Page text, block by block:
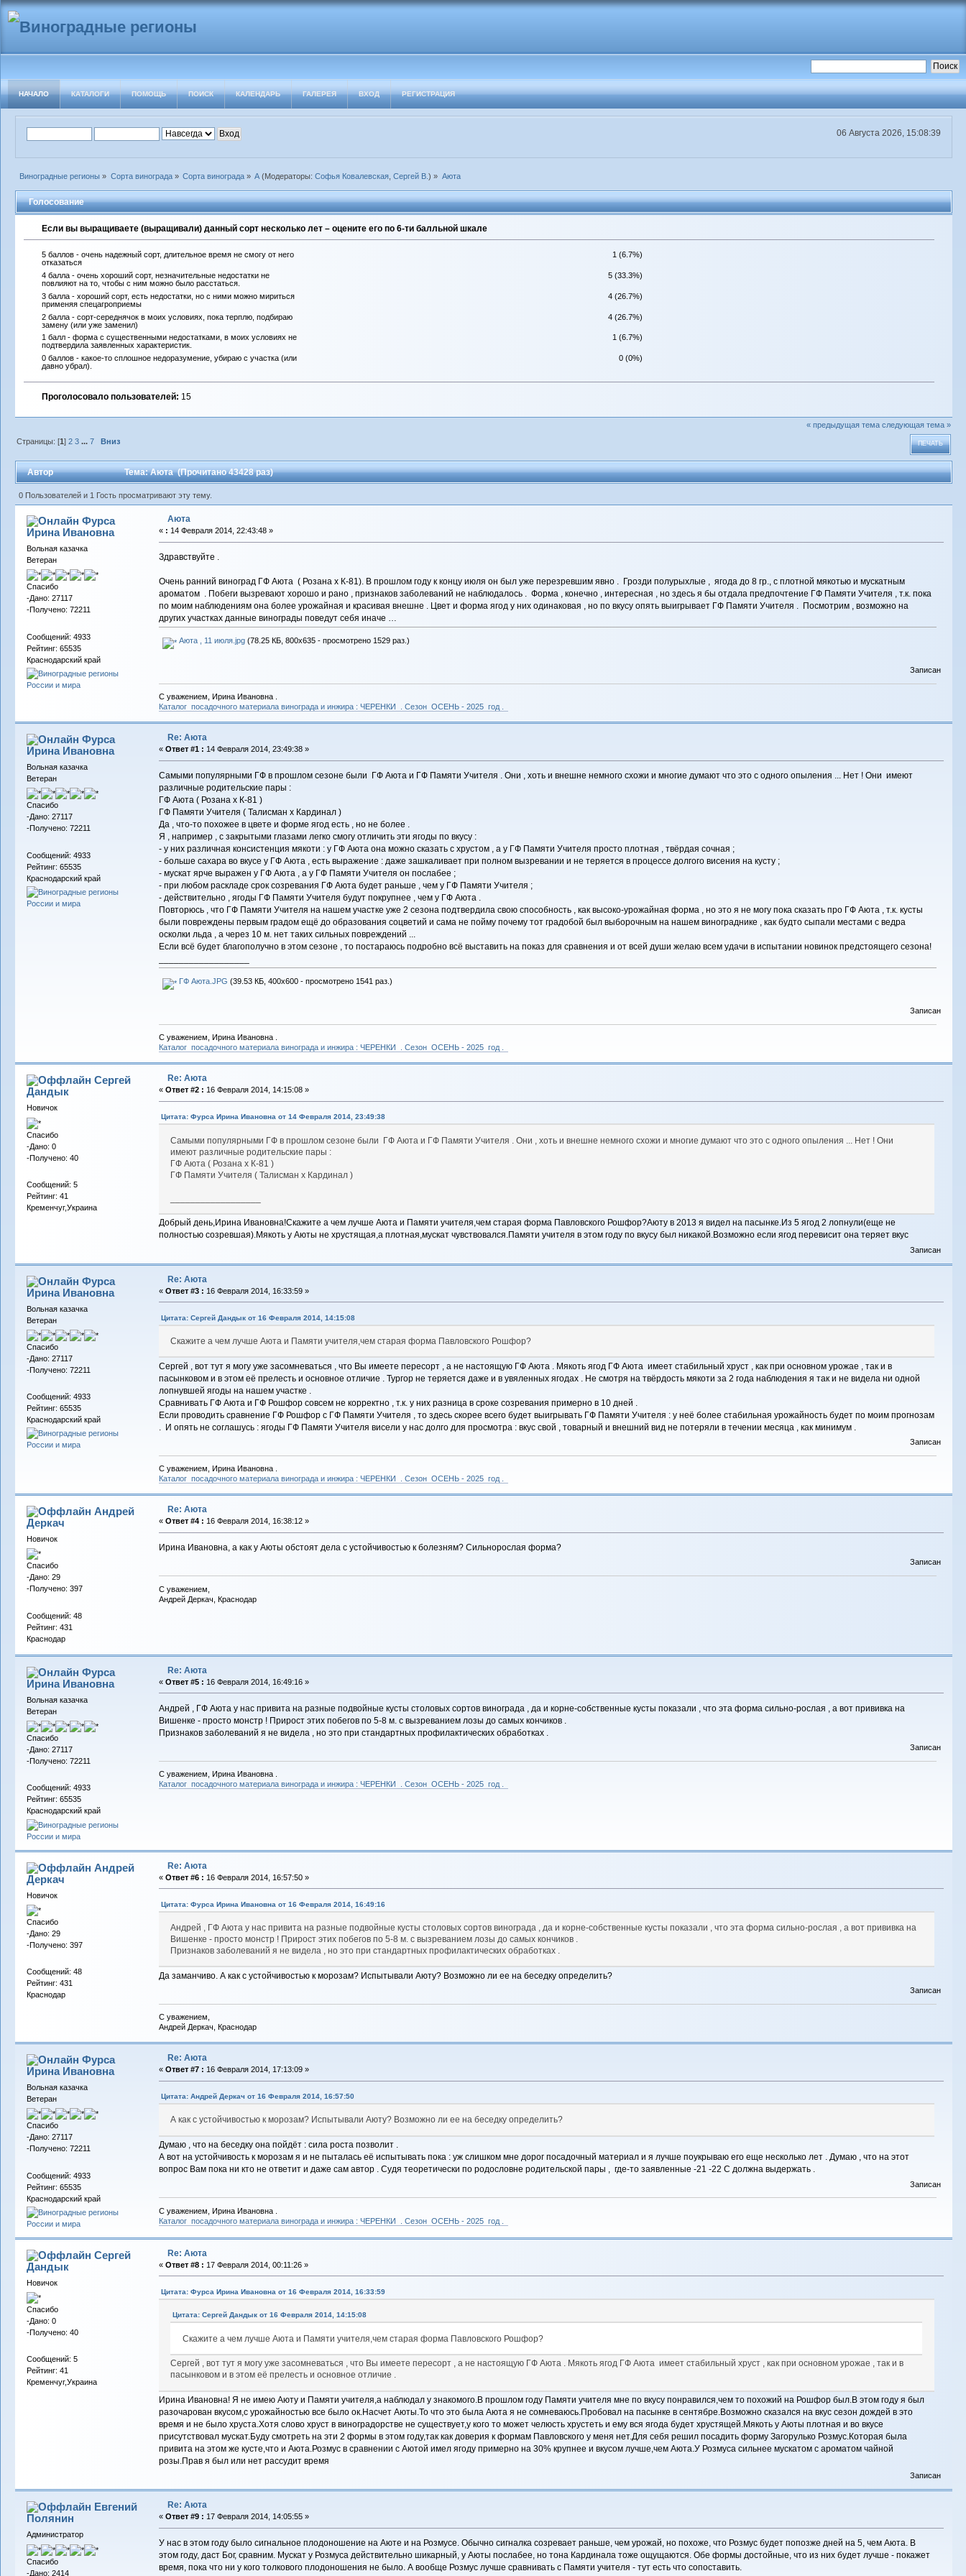
НАЧАЛО КАТАЛОГИ ПОМОЩЬ ПОИСК КАЛЕНДАРЬ ГАЛЕРЕЯ ВХОД РЕГИСТРАЦИЯ
06 Августа 2026, 15:08:39
Виноградные регионы » Сорта винограда» Сорта винограда» А (Модераторы:Софья Ковалевская,Сергей В.) » Аюта
Голосование
Если вы выращиваете (выращивали) данный сорт несколько лет – оцените его по 6-ти балльной шкале
5 баллов - очень надежный сорт, длительное время не смогу от него
отказаться
1 (6.7%)
4 балла - очень хороший сорт, незначительные недостатки не
повлияют на то, чтобы с ним можно было расстаться.
5 (33.3%)
3 балла - хороший сорт, есть недостатки, но с ними можно мириться
применяя спецагроприемы
4 (26.7%)
2 балла - сорт-середнячок в моих условиях, пока терплю, подбираю
замену (или уже заменил)
4 (26.7%)
1 балл - форма с существенными недостатками, в моих условиях не
подтвердила заявленных характеристик.
1 (6.7%)
0 баллов - какое-то сплошное недоразумение, убираю с участка (или
давно убрал).
0 (0%)
Проголосовало пользователей: 15
« предыдущая тема следующая тема »
ПЕЧАТЬ
Страницы: [1]2 3 ...7 Вниз
Автор Тема: Аюта (Прочитано 43428 раз)
0 Пользователей и 1 Гость просматривают эту тему.
Фурса
Ирина Ивановна
Вольная казачка
Ветеран
Спасибо
-Дано: 27117
-Получено: 72211
Сообщений: 4933
Рейтинг: 65535
Краснодарский край
Аюта
« : 14 Февраля 2014, 22:43:48 »
Здравствуйте .
Очень ранний виноград ГФ Аюта ( Розана х К-81). В прошлом году к концу июля он был уже перезревшим явно . Грозди полурыхлые , ягода до 8 гр., с плотной мякотью и мускатным
ароматом . Побеги вызревают хорошо и рано , признаков заболеваний не наблюдалось . Форма , конечно , интересная , но здесь я бы отдала предпочтение ГФ Памяти Учителя , т.к. пока
по моим наблюдениям она более урожайная и красивая внешне . Цвет и форма ягод у них одинаковая , но по вкусу опять выигрывает ГФ Памяти Учителя . Посмотрим , возможно на
других участках данные винограды поведут себя иначе …
Аюта , 11 июля.jpg(78.25 КБ, 800x635 - просмотрено 1529 раз.)
Записан
С уважением, Ирина Ивановна .
Каталог посадочного материала винограда и инжира : ЧЕРЕНКИ . Сезон ОСЕНЬ - 2025 год .
Фурса
Ирина Ивановна
Вольная казачка
Ветеран
Спасибо
-Дано: 27117
-Получено: 72211
Сообщений: 4933
Рейтинг: 65535
Краснодарский край
Re: Аюта
« Ответ #1 : 14 Февраля 2014, 23:49:38 »
Самыми популярными ГФ в прошлом сезоне были ГФ Аюта и ГФ Памяти Учителя . Они , хоть и внешне немного схожи и многие думают что это с одного опыления ... Нет ! Они имеют
различные родительские пары :
ГФ Аюта ( Розана х К-81 )
ГФ Памяти Учителя ( Талисман х Кардинал )
Да , что-то похожее в цвете и форме ягод есть , но не более .
Я , например , с закрытыми глазами легко смогу отличить эти ягоды по вкусу :
- у них различная консистенция мякоти : у ГФ Аюта она можно сказать с хрустом , а у ГФ Памяти Учителя просто плотная , твёрдая сочная ;
- больше сахара во вкусе у ГФ Аюта , есть выражение : даже зашкаливает при полном вызревании и не теряется в процессе долгого висения на кусту ;
- мускат ярче выражен у ГФ Аюта , а у ГФ Памяти Учителя он послабее ;
- при любом раскладе срок созревания ГФ Аюта будет раньше , чем у ГФ Памяти Учителя ;
- действительно , ягоды ГФ Памяти Учителя будут покрупнее , чем у ГФ Аюта .
Повторюсь , что ГФ Памяти Учителя на нашем участке уже 2 сезона подтвердила свою способность , как высоко-урожайная форма , но это я не могу пока сказать про ГФ Аюта , т.к. кусты
были повреждены первым градом ещё до образования соцветий и сама не пойму почему тот градобой был выборочным на нашем винограднике , как будто сыпали местами с ведра
осколки льда , а через 10 м. нет таких сильных повреждений ...
Если всё будет благополучно в этом сезоне , то постараюсь подробно всё выставить на показ для сравнения и от всей души желаю всем удачи в испытании новинок предстоящего сезона!
ГФ Аюта.JPG (39.53 КБ, 400x600 - просмотрено 1541 раз.)
Записан
С уважением, Ирина Ивановна .
Каталог посадочного материала винограда и инжира : ЧЕРЕНКИ . Сезон ОСЕНЬ - 2025 год .
Сергей
Дандык
Новичок
Спасибо
-Дано: 0
-Получено: 40
Сообщений: 5
Рейтинг: 41
Кременчуг,Украина
Re: Аюта
« Ответ #2 : 16 Февраля 2014, 14:15:08 »
Цитата: Фурса Ирина Ивановна от 14 Февраля 2014, 23:49:38
Самыми популярными ГФ в прошлом сезоне были ГФ Аюта и ГФ Памяти Учителя . Они , хоть и внешне немного схожи и многие думают что это с одного опыления ... Нет ! Они
имеют различные родительские пары :
ГФ Аюта ( Розана х К-81 )
ГФ Памяти Учителя ( Талисман х Кардинал )
Добрый день,Ирина Ивановна!Скажите а чем лучше Аюта и Памяти учителя,чем старая форма Павловского Рошфор?Аюту в 2013 я видел на пасынке.Из 5 ягод 2 лопнули(еще не
полностью созревшая).Мякоть у Аюты не хрустящая,а плотная,мускат чувствовался.Памяти учителя в этом году по вкусу был никакой.Возможно если ягод перевисит она теряет вкус
Записан
Фурса
Ирина Ивановна
Вольная казачка
Ветеран
Спасибо
-Дано: 27117
-Получено: 72211
Сообщений: 4933
Рейтинг: 65535
Краснодарский край
Re: Аюта
« Ответ #3 : 16 Февраля 2014, 16:33:59 »
Цитата: Сергей Дандык от 16 Февраля 2014, 14:15:08
Скажите а чем лучше Аюта и Памяти учителя,чем старая форма Павловского Рошфор?
Сергей , вот тут я могу уже засомневаться , что Вы имеете пересорт , а не настоящую ГФ Аюта . Мякоть ягод ГФ Аюта имеет стабильный хруст , как при основном урожае , так и в
пасынковом и в этом её прелесть и основное отличие . Тургор не теряется даже и в увяленных ягодах . Не смотря на твёрдость мякоти за 2 года наблюдения я так и не видела ни одной
лопнувшей ягоды на нашем участке .
Сравнивать ГФ Аюта и ГФ Рошфор совсем не корректно , т.к. у них разница в сроке созревания примерно в 10 дней .
Если проводить сравнение ГФ Рошфор с ГФ Памяти Учителя , то здесь скорее всего будет выигрывать ГФ Памяти Учителя : у неё более стабильная урожайность будет по моим прогнозам
. И опять не соглашусь : ягоды ГФ Памяти Учителя висели у нас долго для просмотра : вкус свой , товарный и внешний вид не потеряли в течении месяца , как минимум .
Записан
С уважением, Ирина Ивановна .
Каталог посадочного материала винограда и инжира : ЧЕРЕНКИ . Сезон ОСЕНЬ - 2025 год .
Андрей
Деркач
Новичок
Спасибо
-Дано: 29
-Получено: 397
Сообщений: 48
Рейтинг: 431
Краснодар
Re: Аюта
« Ответ #4 : 16 Февраля 2014, 16:38:12 »
Ирина Ивановна, а как у Аюты обстоят дела с устойчивостью к болезням? Сильнорослая форма?
Записан
С уважением,
Андрей Деркач, Краснодар
Фурса
Ирина Ивановна
Вольная казачка
Ветеран
Спасибо
-Дано: 27117
-Получено: 72211
Сообщений: 4933
Рейтинг: 65535
Краснодарский край
Re: Аюта
« Ответ #5 : 16 Февраля 2014, 16:49:16 »
Андрей , ГФ Аюта у нас привита на разные подвойные кусты столовых сортов винограда , да и корне-собственные кусты показали , что эта форма сильно-рослая , а вот прививка на
Вишенке - просто монстр ! Прирост этих побегов по 5-8 м. с вызреванием лозы до самых кончиков .
Признаков заболеваний я не видела , но это при стандартных профилактических обработках .
Записан
С уважением, Ирина Ивановна .
Каталог посадочного материала винограда и инжира : ЧЕРЕНКИ . Сезон ОСЕНЬ - 2025 год .
Андрей
Деркач
Новичок
Спасибо
-Дано: 29
-Получено: 397
Сообщений: 48
Рейтинг: 431
Краснодар
Re: Аюта
« Ответ #6 : 16 Февраля 2014, 16:57:50 »
Цитата: Фурса Ирина Ивановна от 16 Февраля 2014, 16:49:16
Андрей , ГФ Аюта у нас привита на разные подвойные кусты столовых сортов винограда , да и корне-собственные кусты показали , что эта форма сильно-рослая , а вот прививка на
Вишенке - просто монстр ! Прирост этих побегов по 5-8 м. с вызреванием лозы до самых кончиков .
Признаков заболеваний я не видела , но это при стандартных профилактических обработках .
Да заманчиво. А как с устойчивостью к морозам? Испытывали Аюту? Возможно ли ее на беседку определить?
Записан
С уважением,
Андрей Деркач, Краснодар
Фурса
Ирина Ивановна
Вольная казачка
Ветеран
Спасибо
-Дано: 27117
-Получено: 72211
Сообщений: 4933
Рейтинг: 65535
Краснодарский край
Re: Аюта
« Ответ #7 : 16 Февраля 2014, 17:13:09 »
Цитата: Андрей Деркач от 16 Февраля 2014, 16:57:50
А как с устойчивостью к морозам? Испытывали Аюту? Возможно ли ее на беседку определить?
Думаю , что на беседку она пойдёт : сила роста позволит .
А вот на устойчивость к морозам я и не пыталась её испытывать пока : уж слишком мне дорог посадочный материал и я лучше поукрываю его еще несколько лет . Думаю , что на этот
вопрос Вам пока ни кто не ответит и даже сам автор . Судя теоретически по родословне родительской пары , где-то заявленные -21 -22 С должна выдержать .
Записан
С уважением, Ирина Ивановна .
Каталог посадочного материала винограда и инжира : ЧЕРЕНКИ . Сезон ОСЕНЬ - 2025 год .
Сергей
Дандык
Новичок
Спасибо
-Дано: 0
-Получено: 40
Сообщений: 5
Рейтинг: 41
Кременчуг,Украина
Re: Аюта
« Ответ #8 : 17 Февраля 2014, 00:11:26 »
Цитата: Фурса Ирина Ивановна от 16 Февраля 2014, 16:33:59
Цитата: Сергей Дандык от 16 Февраля 2014, 14:15:08
Скажите а чем лучше Аюта и Памяти учителя,чем старая форма Павловского Рошфор?
Сергей , вот тут я могу уже засомневаться , что Вы имеете пересорт , а не настоящую ГФ Аюта . Мякоть ягод ГФ Аюта имеет стабильный хруст , как при основном урожае , так и в
пасынковом и в этом её прелесть и основное отличие .
Ирина Ивановна! Я не имею Аюту и Памяти учителя,а наблюдал у знакомого.В прошлом году Памяти учителя мне по вкусу понравился,чем то похожий на Рошфор был.В этом году я был
разочарован вкусом,с урожайностью все было ок.Насчет Аюты.То что это была Аюта я не сомневаюсь.Пробовал на пасынке в сентябре.Возможно сказался на вкус сезон дождей в это
время и не было хруста.Хотя слово хруст в виноградорстве не существует,у кого то может челюсть хрустеть и ему вся ягода будет хрустящей.Мякоть у Аюты плотная и во вкусе
присутствовал мускат.Буду смотреть на эти 2 формы в этом году,так как доверия к формам Павловского у меня нет.Для себя решил посадить форму Загорулько Розмус.Которая была
привита на этом же кусте,что и Аюта.Розмус в сравнении с Аютой имел ягоду примерно на 30% крупнее и вкусом лучше,чем Аюта.У Розмуса сильнее мускатом с ароматом чайной
розы.Прав я был или нет рассудит время
Записан
Евгений
Полянин
Администратор
Спасибо
-Дано: 2414
Re: Аюта
« Ответ #9 : 17 Февраля 2014, 14:05:55 »
У нас в этом году было сигнальное плодоношение на Аюте и на Розмусе. Обычно сигналка созревает раньше, чем урожай, но похоже, что Розмус будет попозже дней на 5, чем Аюта. В
этом году, даст Бог, сравним. Мускат у Розмуса действительно шикарный, у Аюты послабее, но тона Кардинала тоже ощущаются. Обе формы достойные, что из них будет лучше - покажет
время, пока что ни у кого толкового плодоношения не было. А вообще Розмус лучше сравнивать с Памяти учителя - тут есть что сопоставить.